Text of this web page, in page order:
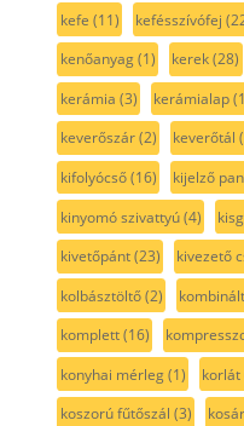
kefe (11) kefésszívófej
kenőanyag(1) kerek(28)
kerámia (3) kerámialap
keverőszár(2) keverőtál
kifolyócső(16) kijelző
kinyomó szivattyú(4)
kivetőpánt(23) kivezető
kolbásztöltő(2)
komplett(16)
konyhai mérleg(1) korlát
koszorú fűtőszál (3) kosár